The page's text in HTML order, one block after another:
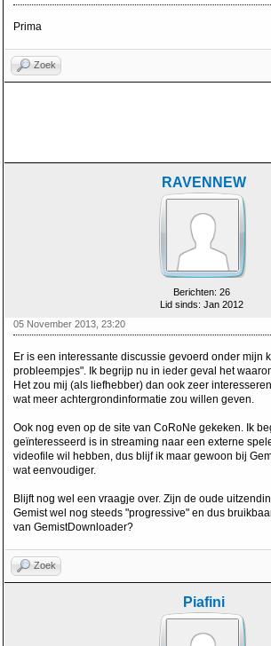
Prima
Zoek
RAVENNEW
Berichten: 26
Lid sinds: Jan 2012
05 November 2013, 23:20
Er is een interessante discussie gevoerd onder mijn
probleempjes". Ik begrijp nu in ieder geval het
Het zou mij (als liefhebber) dan ook zeer
wat meer achtergrondinformatie zou willen geven.
Ook nog even op de site van CoRoNe gekeken. Ik
geïnteresseerd is in streaming naar een externe
videofile wil hebben, dus blijf ik maar gewoon bij
wat eenvoudiger.
Blijft nog wel een vraagje over. Zijn de oude
Gemist wel nog steeds "progressive" en dus
van GemistDownloader?
Zoek
Piafini